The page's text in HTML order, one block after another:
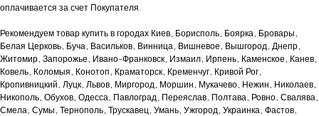
оплачивается за счет Покупателя.
Рекомендуем товар купить в городах Киев, Борисполь, Боярка, Бровары,
Белая Церковь, Буча, Васильков, Винница, Вишневое, Вышгород, Днепр,
Житомир, Запорожье, Ивано-Франковск, Измаил, Ирпень, Каменское, Канев,
Ковель, Коломыя, Конотоп, Краматорск, Кременчуг, Кривой Рог,
Кропивницкий, Луцк, Львов, Миргород, Моршин, Мукачево, Нежин, Николаев,
Никополь, Обухов, Одесса, Павлоград, Переяслав, Полтава, Ровно, Свалява,
Смела, Сумы, Тернополь, Трускавец, Умань, Ужгород, Украинка, Фастов,